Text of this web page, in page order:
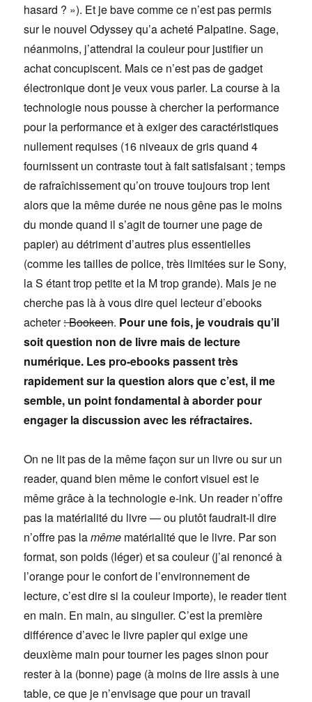
hasard ? »). Et je bave comme ce n’est pas permis
sur le nouvel Odyssey qu’a acheté Palpatine. Sage,
néanmoins, j’attendrai la couleur pour justifier un
achat concupiscent. Mais ce n’est pas de gadget
électronique dont je veux vous parler. La course à la
technologie nous pousse à chercher la performance
pour la performance et à exiger des caractéristiques
nullement requises (16 niveaux de gris quand 4
fournissent un contraste tout à fait satisfaisant ; temps
de rafraîchissement qu’on trouve toujours trop lent
alors que la même durée ne nous gêne pas le moins
du monde quand il s’agit de tourner une page de
papier) au détriment d’autres plus essentielles
(comme les tailles de police, très limitées sur le Sony,
la S étant trop petite et la M trop grande). Mais je ne
cherche pas là à vous dire quel lecteur d’ebooks
acheter: Bookeen. Pour une fois, je voudrais qu’il
soit question non de livre mais de lecture
numérique. Les pro-ebooks passent très
rapidement sur la question alors que c’est, il me
semble, un point fondamental à aborder pour
engager la discussion avec les réfractaires.
On ne lit pas de la même façon sur un livre ou sur un
reader, quand bien même le confort visuel est le
même grâce à la technologie e-ink. Un reader n’offre
pas la matérialité du livre — ou plutôt faudrait-il dire
n’offre pas lamême matérialité que le livre. Par son
format, son poids (léger) et sa couleur (j’ai renoncé à
l’orange pour le confort de l’environnement de
lecture, c’est dire si la couleur importe), le reader tient
en main. En main, au singulier. C’est la première
différence d’avec le livre papier qui exige une
deuxième main pour tourner les pages sinon pour
rester à la (bonne) page (à moins de lire assis à une
table, ce que je n’envisage que pour un travail